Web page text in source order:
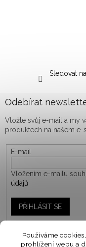
Používáme
prohlížení webu a
Sledovat
Odebírat
Vložte svůj e-mail a my
produktech na našem e-
E-mail
Vložením e-mailu
údajů
PŘIHLÁSIT SE